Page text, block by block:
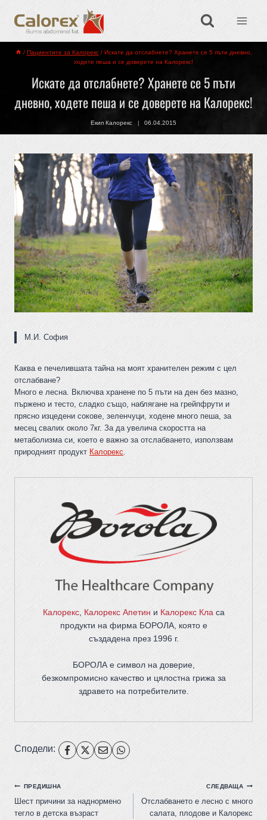
/ Пациентите за Калорекс / Искате да отслабнете? Хранете се 5 пъти дневно,
ходете пеша и се доверете на Калорекс!
Искате да отслабнете? Хранете се 5 пъти
дневно, ходете пеша и се доверете на Калорекс!
Екип Калорекс 06.04.2015
М.И. София
Каква е печелившата тайна на моят хранителен режим с цел
отслабване?
Много е лесна. Включва хранене по 5 пъти на ден без мазно,
пържено и тесто, сладко също, наблягане на грейпфрути и
прясно изцедени сокове, зеленчуци, ходене много пеша, за
месец свалих около 7кг. За да увелича скоростта на
метаболизма си, което е важно за отслабването, използвам
природният продукт Калорекс.
Калорекс, Калорекс Апетин и Калорекс Класа
продукти на фирма БОРОЛА, която е
създадена през 1996 г.
БОРОЛА е символ на доверие,
безкомпромисно качество и цялостна грижа за
здравето на потребителите.
Сподели:
ПРЕДИШНА
Шест причини за наднормено
тегло в детска възраст
СЛЕДВАЩА
Отслабването е лесно с много
салата, плодове и Калорекс